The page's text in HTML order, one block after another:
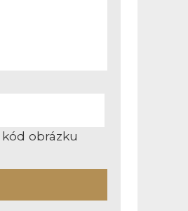
obrázku